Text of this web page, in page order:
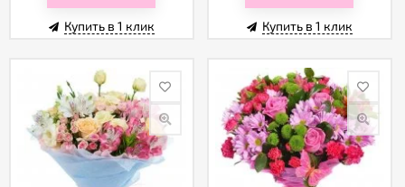
Купить в 1 клик Купить в 1 клик